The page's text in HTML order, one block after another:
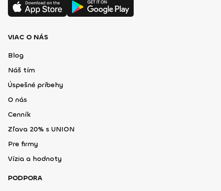
VIAC O NÁS
Blog
Náš tím
Úspešné príbehy
O nás
Cenník
Zľava 20% s UNION
Pre firmy
Vízia a hodnoty
PODPORA